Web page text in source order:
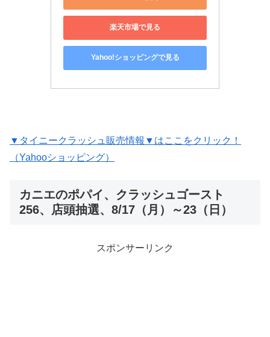
楽天市場で見る
Yahoo!ショッピングで見る
▼タイニークラッシュ販売情報▼はここをクリック！
（Yahooショッピング）
カニエのポパイ、クラッシュゴースト
256、店頭抽選、8/17（月）～23（日）
スポンサーリンク